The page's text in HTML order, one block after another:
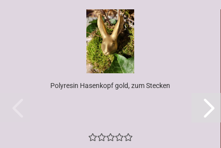
Polyresin Hasenkopf gold, zum Stecken